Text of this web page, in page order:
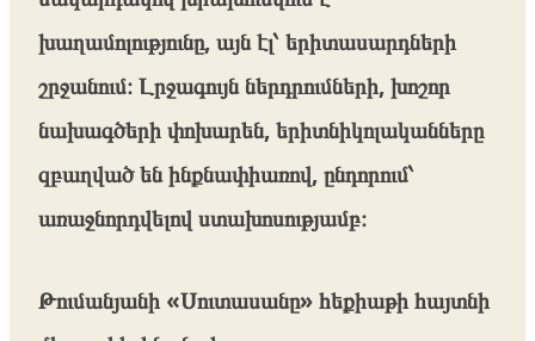
խաղամոլությունը, այն էլ՝ երիտասարդների
շրջանում։ Լրջագույն ներդրումների, խոշոր
նախագծերի փոխարեն, երիտնիկոլականները
զբաղված են ինքնափիառով, ընդորում՝
առաջնորդվելով ստախոսությամբ։
Թումանյանի «Սուտասանը» հեքիաթի հայտնի